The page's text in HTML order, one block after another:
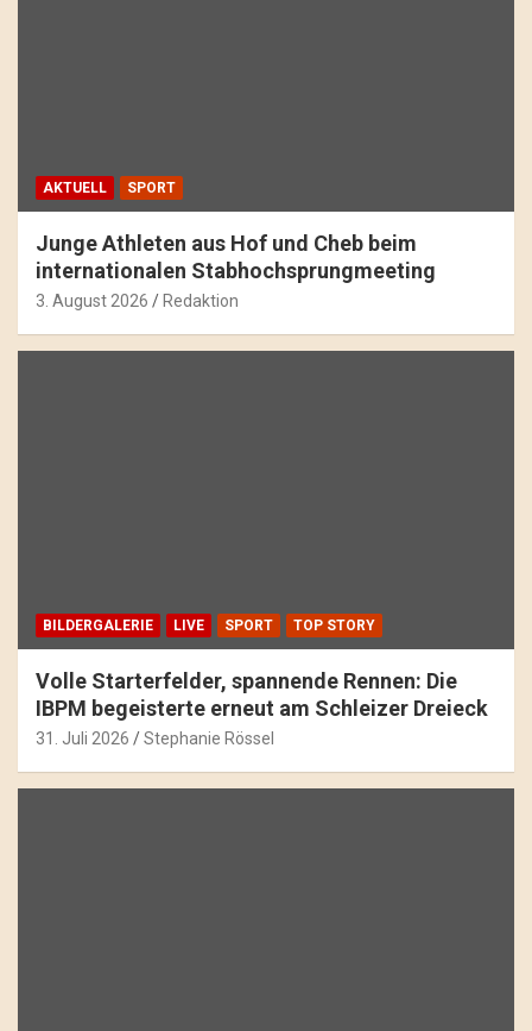
AKTUELL SPORT
Junge Athleten aus Hof und Cheb beim
internationalen Stabhochsprungmeeting
3. August 2026 Redaktion
BILDERGALERIE LIVE SPORT TOP STORY
Volle Starterfelder, spannende Rennen: Die
IBPM begeisterte erneut am Schleizer Dreieck
31. Juli 2026 Stephanie Rössel